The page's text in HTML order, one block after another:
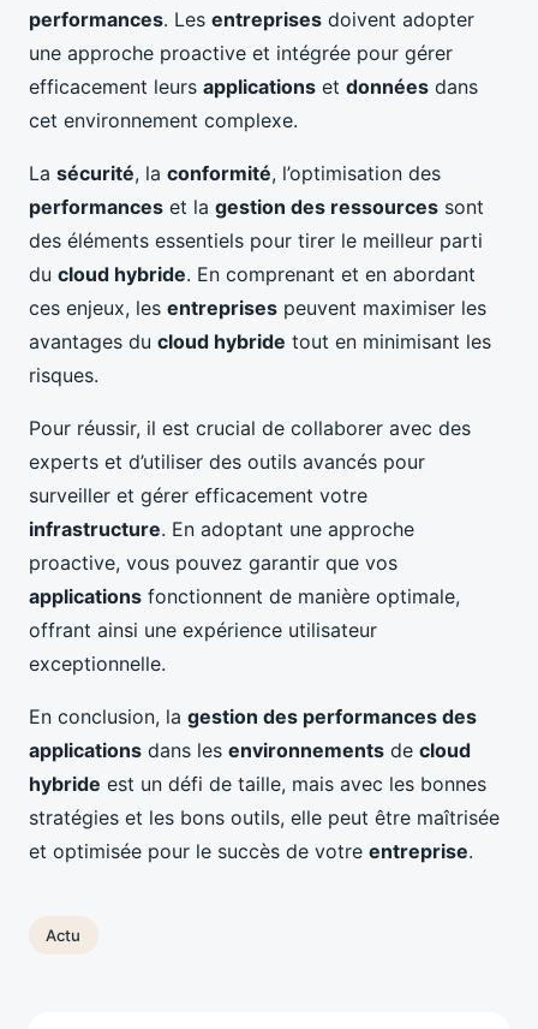
performances. Les entreprises doivent adopter
une approche proactive et intégrée pour gérer
efficacement leurs applications et données dans
cet environnement complexe.
La sécurité, la conformité, l’optimisation des
performances et la gestion des ressources sont
des éléments essentiels pour tirer le meilleur parti
du cloud hybride. En comprenant et en abordant
ces enjeux, les entreprises peuvent maximiser les
avantages du cloud hybride tout en minimisant les
risques.
Pour réussir, il est crucial de collaborer avec des
experts et d’utiliser des outils avancés pour
surveiller et gérer efficacement votre
infrastructure. En adoptant une approche
proactive, vous pouvez garantir que vos
applications fonctionnent de manière optimale,
offrant ainsi une expérience utilisateur
exceptionnelle.
En conclusion, la gestion des performances des
applications dans les environnements de cloud
hybride est un défi de taille, mais avec les bonnes
stratégies et les bons outils, elle peut être maîtrisée
et optimisée pour le succès de votre entreprise.
Actu